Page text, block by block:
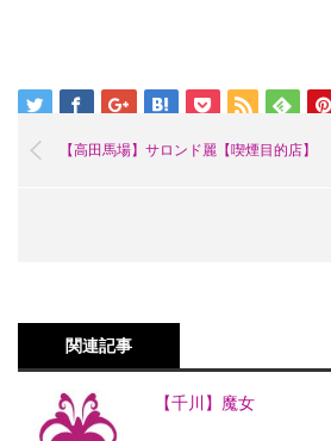
【高田馬場】サロンド麗【喫煙目的店】
関連記事
【千川】魔女